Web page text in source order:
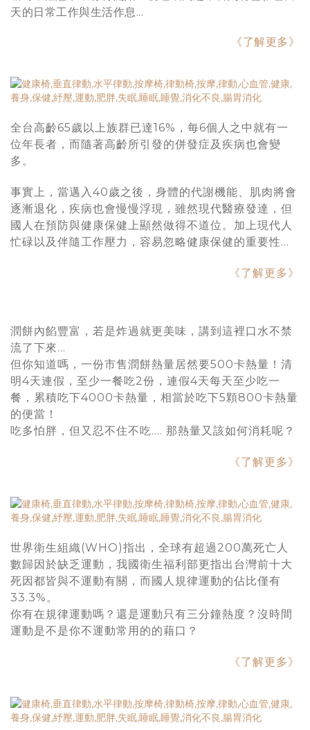
天的日常工作與生活作息...
《了解更多》
全台高齡65歲以上族群已達16%，每6個人之中就有一
位年長者，而隨著高齡所引發的併發症及疾病也會變
多。
事實上，當邁入40歲之後，身體的代謝機能、肌肉將會
逐漸退化，疾病也會慢慢浮現，雖然現代醫療發達，但
國人在預防與健康保健上顯然做得不道位。加上現代人
忙碌以及伴隨工作壓力，容易忽略健康保健的重要性…
《了解更多》
潤餅內餡豐富，若是炸過就更美味，講到這裡口水不禁
流了下來…
但你知道嗎，一份市售潤餅熱量居然要500卡熱量！清
明4天連假，至少一餐吃2份，連假4天每天至少吃一
餐，累積吃下4000卡熱量，相當於吃下5顆800卡熱量
的便當！
吃多怕胖，但又忍不住不吃.... 那熱量又該如何消耗呢？
《了解更多》
世界衛生組織(WHO)指出，全球有超過200萬死亡人
數歸因於缺乏運動，我國衛生福利部更指出台灣前十大
死因都皆與不運動有關，而國人規律運動的佔比僅有
33.3%。
你有在規律運動嗎？還是運動只有三分鐘熱度？沒時間
運動是不是你不運動常用的的藉口？
《了解更多》